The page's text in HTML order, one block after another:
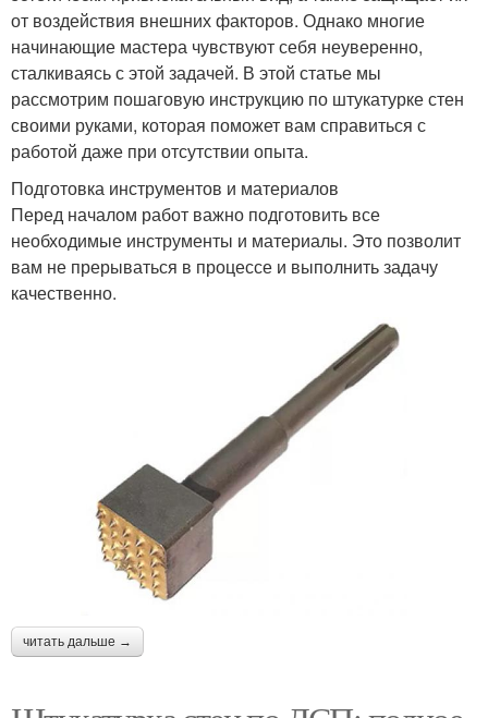
от воздействия внешних факторов. Однако многие
начинающие мастера чувствуют себя неуверенно,
сталкиваясь с этой задачей. В этой статье мы
рассмотрим пошаговую инструкцию по штукатурке стен
своими руками, которая поможет вам справиться с
работой даже при отсутствии опыта.
Подготовка инструментов и материалов
Перед началом работ важно подготовить все
необходимые инструменты и материалы. Это позволит
вам не прерываться в процессе и выполнить задачу
качественно.
читать дальше →